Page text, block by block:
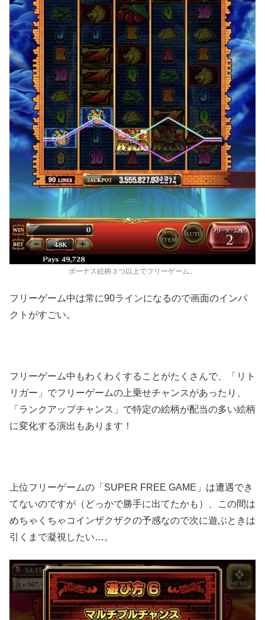
ボーナス絵柄３つ以上でフリーゲーム。
フリーゲーム中は常に90ラインになるので画面のインパ
クトがすごい。
フリーゲーム中もわくわくすることがたくさんで、「リト
リガー」でフリーゲームの上乗せチャンスがあったり、
「ランクアップチャンス」で特定の絵柄が配当の多い絵柄
に変化する演出もあります！
上位フリーゲームの「 SUPER FREE GAME 」は遭遇でき
てないのですが（どっかで勝手に出てたかも）、この間は
めちゃくちゃコインザクザクの予感なので次に遊ぶときは
引くまで凝視したい… 。